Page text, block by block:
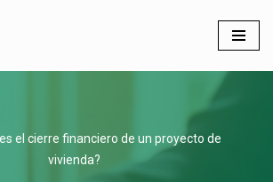
el cierre financiero de un proyecto de
vivienda?